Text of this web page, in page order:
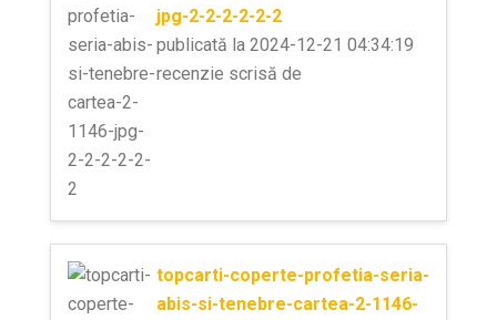
jpg-2-2-2-2-2-2
publicată la 2024-12-21 04:34:19
recenzie scrisă de
topcarti-coperte-profetia-seria-
abis-si-tenebre-cartea-2-1146-